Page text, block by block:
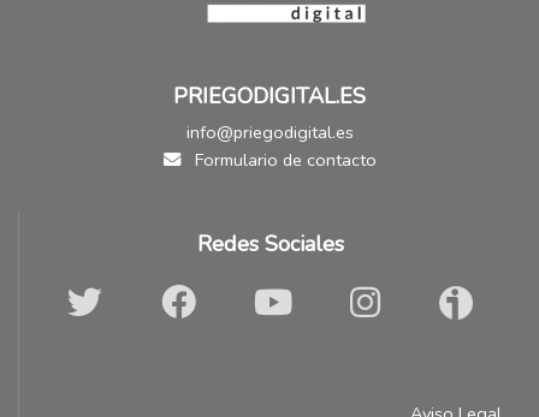
PRIEGODIGITAL.ES
info@priegodigital.es
Formulario de contacto
Redes Sociales